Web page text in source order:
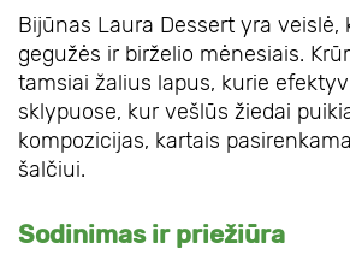
Bijūnas Laura Dessert yra
gegužės ir birželio mėnesiais.
tamsiai žalius lapus, kurie
sklypuose, kur vešlūs žiedai
kompozicijas, kartais
šalčiui.
Sodinimas ir priežiūra